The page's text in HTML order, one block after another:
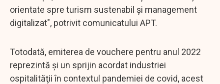
orientate spre turism sustenabil şi management
digitalizat", potrivit comunicatului APT.
Totodată, emiterea de vouchere pentru anul 2022
reprezintă şi un sprijin acordat industriei
ospitalităţii în contextul pandemiei de covid, acest